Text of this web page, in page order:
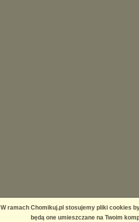
Contact us Media Help
Publishers Platform
Privacy policy Report copyright
W ramach Chomikuj.pl stosujemy pliki cookies
będą one umieszczane na Twoim